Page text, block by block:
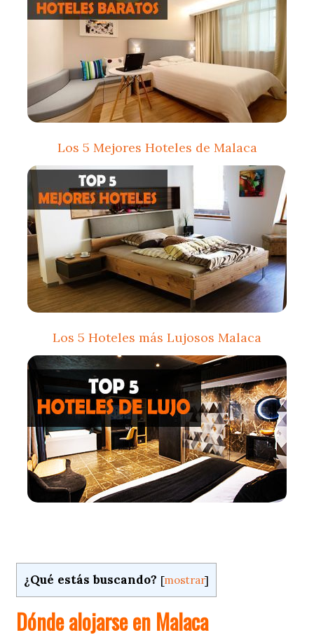
Los 5 Mejores Hoteles de Malaca
Los 5 Hoteles más Lujosos Malaca
¿Qué estás buscando? [mostrar]
Dónde alojarse en Malaca